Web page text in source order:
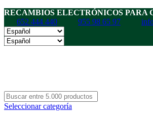
RECAMBIOS ELECTRÓNICOS PARA
652 444 440
955 98 65 97
Seleccionar categoría